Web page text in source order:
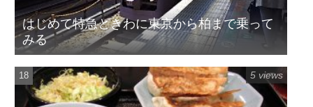
はじめて特急ときわに東京から柏まで乗って
みる
5 views